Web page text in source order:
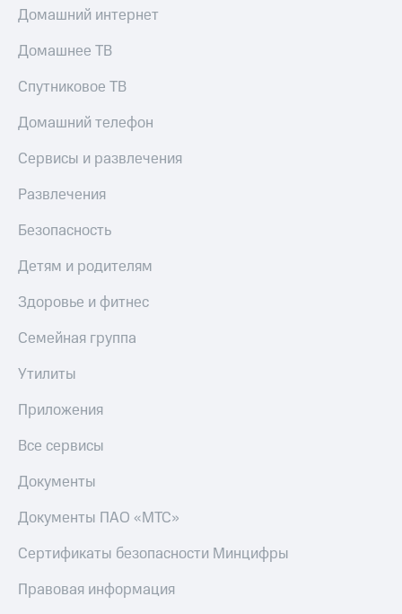
Домашний интернет
Домашнее ТВ
Спутниковое ТВ
Домашний телефон
Сервисы и развлечения
Развлечения
Безопасность
Детям и родителям
Здоровье и фитнес
Семейная группа
Утилиты
Приложения
Все сервисы
Документы
Документы ПАО «МТС»
Сертификаты безопасности Минцифры
Правовая информация